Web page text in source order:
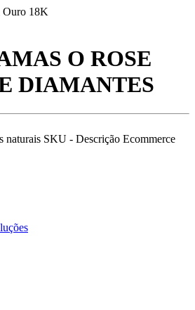
Ouro 18K
O ROSE
DIAMANTES
naturais SKU - Descrição Ecommerce